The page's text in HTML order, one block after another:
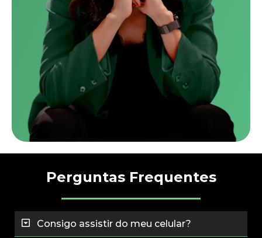
Perguntas Frequentes
Consigo assistir do meu celular?